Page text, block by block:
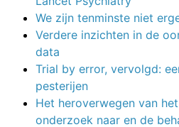
We zijn tenminste niet
Verdere inzichten in de
data
Trial by error, vervolgd:
pesterijen
Het heroverwegen van
onderzoek naar en de